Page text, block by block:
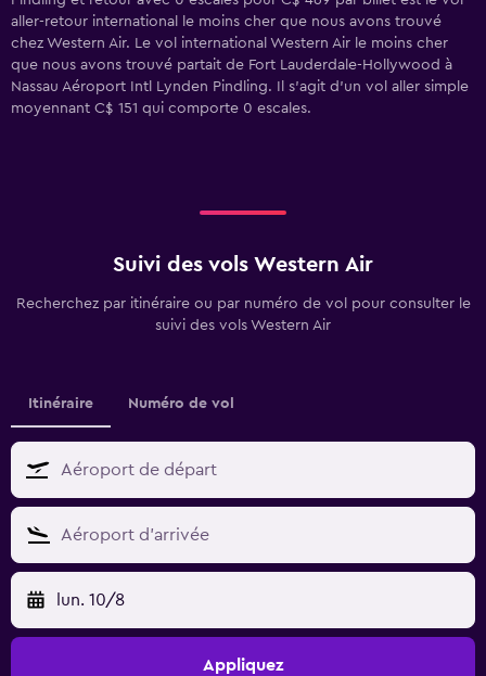
aller-retour international le moins cher que nous avons trouvé
chez Western Air. Le vol international Western Air le moins cher
que nous avons trouvé partait de Fort Lauderdale-Hollywood à
Nassau Aéroport Intl Lynden Pindling. Il s'agit d'un vol aller simple
moyennant C$ 151 qui comporte 0 escales.
Suivi des vols Western Air
Recherchez par itinéraire ou par numéro de vol pour consulter le
suivi des vols Western Air
Itinéraire Numéro de vol
lun. 10/8
Appliquez